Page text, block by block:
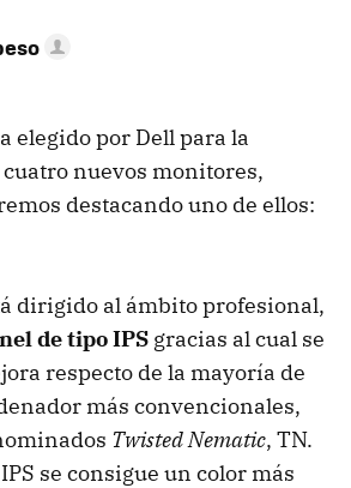
elegido por Dell para la
nuevos monitores,
destacando uno de ellos:
dirigido al ámbito profesional,
de tipo IPS gracias al cual se
respecto de la mayoría de
más convencionales,
Twisted Nematic, TN.
IPS se consigue un color más